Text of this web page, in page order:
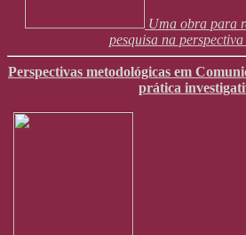
Uma obra para
pesquisa na
Perspectivas metodológicas em
prática